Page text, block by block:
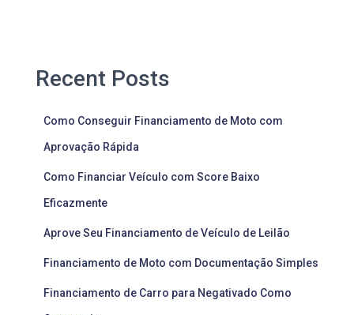
Recent Posts
Como Conseguir Financiamento de Moto com
Aprovação Rápida
Como Financiar Veículo com Score Baixo
Eficazmente
Aprove Seu Financiamento de Veículo de Leilão
Financiamento de Moto com Documentação Simples
Financiamento de Carro para Negativado Como